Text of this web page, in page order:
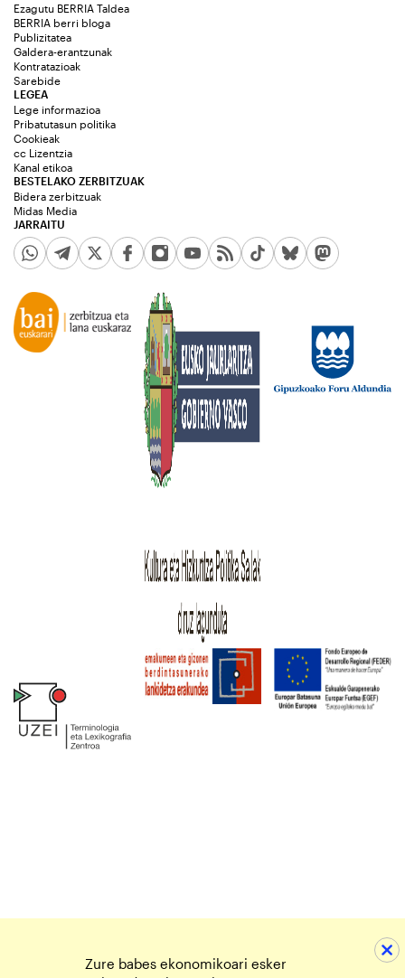
Ezagutu BERRIA Taldea
BERRIA berri bloga
Publizitatea
Galdera-erantzunak
Kontratazioak
Sarebide
JARRAITU
LEGEA
Lege informazioa
Pribatutasun politika
Cookieak
cc Lizentzia
Kanal etikoa
BESTELAKO ZERBITZUAK
Bidera zerbitzuak
Midas Media
Zure babes ekonomikoari esker